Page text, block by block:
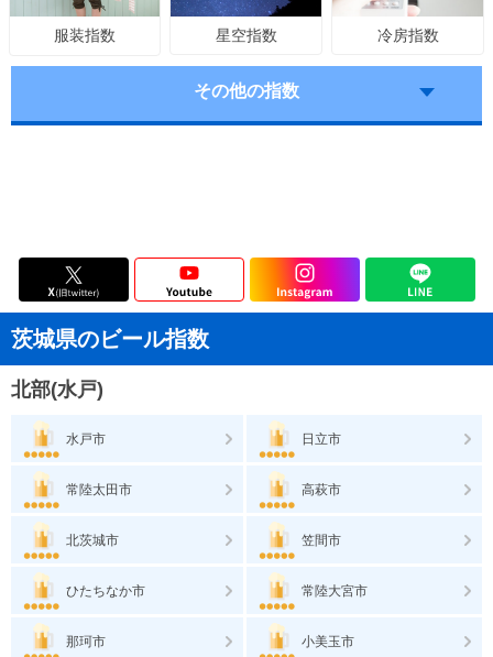
服装指数 星空指数 冷房指数
その他の指数
茨城県のビール指数
北部(水戸)
水戸市 日立市
常陸太田市 高萩市
北茨城市 笠間市
ひたちなか市 常陸大宮市
那珂市 小美玉市